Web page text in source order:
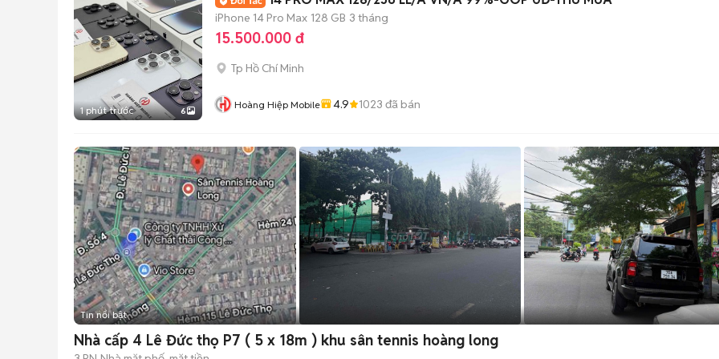
1 phút trước 6
iPhone 14 Pro Max 128 GB 3 tháng
15.500.000 đ
Tp Hồ Chí Minh
Hoàng Hiệp Mobile 4.9 1023 đã bán
Tin nổi bật
Nhà cấp 4 Lê Đức thọ P7 ( 5 x 18m ) khu sân tennis hoàng long